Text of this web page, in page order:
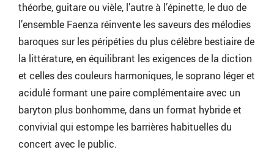
théorbe, guitare ou vièle, l’autre à l’épinette, le duo de
l’ensemble Faenza réinvente les saveurs des mélodies
baroques sur les péripéties du plus célèbre bestiaire de
la littérature, en équilibrant les exigences de la diction
et celles des couleurs harmoniques, le soprano léger et
acidulé formant une paire complémentaire avec un
baryton plus bonhomme, dans un format hybride et
convivial qui estompe les barrières habituelles du
concert avec le public.